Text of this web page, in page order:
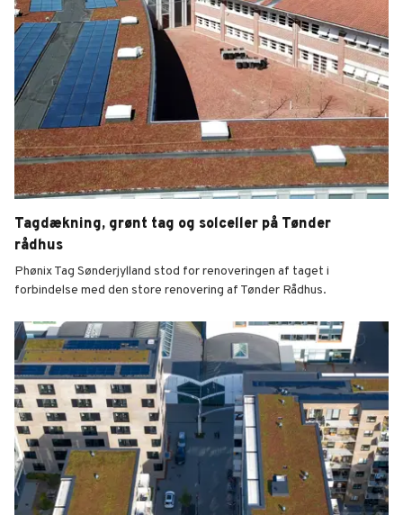
Tagdækning, grønt tag og solceller på Tønder
rådhus
Phønix Tag Sønderjylland stod for renoveringen af taget i
forbindelse med den store renovering af Tønder Rådhus.
Tagdækning, grønt tag og solceller på Tønder rådhus